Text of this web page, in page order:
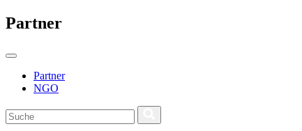
Partner
Partner
NGO